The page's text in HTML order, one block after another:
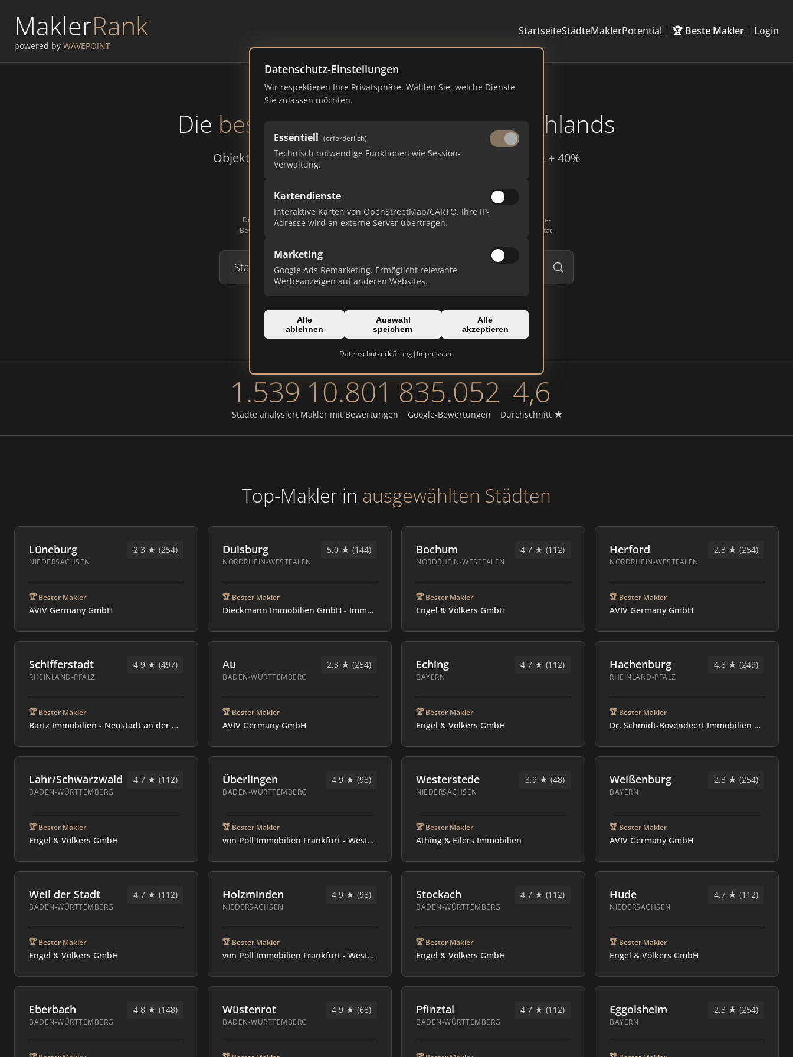
MaklerRank
powered by WAVEPOINT
StartseiteStädteMaklerPotential | 🏆 Beste Makler | Login
Datenschutz-Einstellungen
Wir respektieren Ihre Privatsphäre. Wählen Sie, welche Dienste
Sie zulassen möchten.
Essentiell (erforderlich)
Technisch notwendige Funktionen wie Session-
Verwaltung.
Kartendienste
Interaktive Karten von OpenStreetMap/CARTO. Ihre IP-
Adresse wird an externe Server übertragen.
Marketing
Google Ads Remarketing. Ermöglicht relevante
Werbeanzeigen auf anderen Websites.
Alle
ablehnen
Auswahl
speichern
Alle
akzeptieren
Datenschutzerklärung| Impressum
Die bestbewerteten Makler Deutschlands
Objektives Ranking nach Quality Score: 60% SEO-Sichtbarkeit + 40%
Dieses Ranking basiert auf öffentlich verfügbaren Daten (Google-Suchergebnisse und Google-
Bewertungen) und stellt keine Empfehlung dar. Keine Gewähr für Vollständigkeit oder Aktualität.
1.539
Städte analysiert
10.801
Makler mit Bewertungen
835.052
Google-Bewertungen
4,6
Durchschnitt ★
Top-Makler in ausgewählten Städten
Lüneburg
NIEDERSACHSEN
2,3 ★ (254)
🏆 Bester Makler
AVIV Germany GmbH
Duisburg
NORDRHEIN-WESTFALEN
5,0 ★ (144)
🏆 Bester Makler
Dieckmann Immobilien GmbH - Immobilienmakler Schwerte
Bochum
NORDRHEIN-WESTFALEN
4,7 ★ (112)
🏆 Bester Makler
Engel & Völkers GmbH
Herford
NORDRHEIN-WESTFALEN
2,3 ★ (254)
🏆 Bester Makler
AVIV Germany GmbH
Schifferstadt
RHEINLAND-PFALZ
4,9 ★ (497)
🏆 Bester Makler
Bartz Immobilien - Neustadt an der Weinstraße
Au
BADEN-WÜRTTEMBERG
2,3 ★ (254)
🏆 Bester Makler
AVIV Germany GmbH
Eching
BAYERN
4,7 ★ (112)
🏆 Bester Makler
Engel & Völkers GmbH
Hachenburg
RHEINLAND-PFALZ
4,8 ★ (249)
🏆 Bester Makler
Dr. Schmidt-Bovendeert Immobilien OHG
Lahr/Schwarzwald
BADEN-WÜRTTEMBERG
4,7 ★ (112)
🏆 Bester Makler
Engel & Völkers GmbH
Überlingen
BADEN-WÜRTTEMBERG
4,9 ★ (98)
🏆 Bester Makler
von Poll Immobilien Frankfurt - Westend
Westerstede
NIEDERSACHSEN
3,9 ★ (48)
🏆 Bester Makler
Athing & Eilers Immobilien
Weißenburg
BAYERN
2,3 ★ (254)
🏆 Bester Makler
AVIV Germany GmbH
Weil der Stadt
BADEN-WÜRTTEMBERG
4,7 ★ (112)
🏆 Bester Makler
Engel & Völkers GmbH
Holzminden
NIEDERSACHSEN
4,9 ★ (98)
🏆 Bester Makler
von Poll Immobilien Frankfurt - Westend
Stockach
BADEN-WÜRTTEMBERG
4,7 ★ (112)
🏆 Bester Makler
Engel & Völkers GmbH
Hude
NIEDERSACHSEN
4,7 ★ (112)
🏆 Bester Makler
Engel & Völkers GmbH
Eberbach
BADEN-WÜRTTEMBERG
4,8 ★ (148) Wüstenrot
BADEN-WÜRTTEMBERG
4,9 ★ (68) Pfinztal
BADEN-WÜRTTEMBERG
4,7 ★ (112) Eggolsheim
BAYERN
2,3 ★ (254)